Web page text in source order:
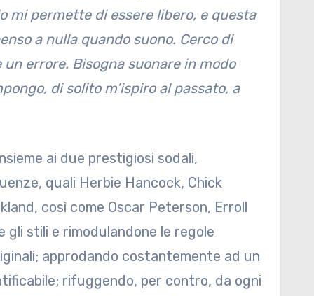
mi permette di essere libero, e questa
a nulla quando suono. Cerco di
errore. Bisogna suonare in modo
di solito m’ispiro al passato, a
ai due prestigiosi sodali,
quali Herbie Hancock, Chick
così come Oscar Peterson, Erroll
gli stili e rimodulandone le regole
approdando costantemente ad un
rifuggendo, per contro, da ogni